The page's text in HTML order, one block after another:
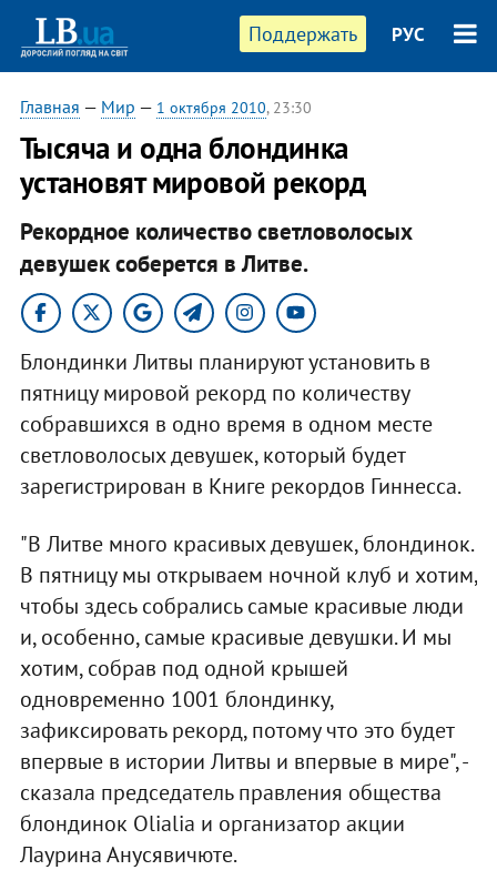
Поддержать РУС
Главная — Мир — 1 октября 2010, 23:30
Тысяча и одна блондинка
установят мировой рекорд
Рекордное количество светловолосых
девушек соберется в Литве.
Блондинки Литвы планируют установить в
пятницу мировой рекорд по количеству
собравшихся в одно время в одном месте
светловолосых девушек, который будет
зарегистрирован в Книге рекордов Гиннесса.
"В Литве много красивых девушек, блондинок.
В пятницу мы открываем ночной клуб и хотим,
чтобы здесь собрались самые красивые люди
и, особенно, самые красивые девушки. И мы
хотим, собрав под одной крышей
одновременно 1001 блондинку,
зафиксировать рекорд, потому что это будет
впервые в истории Литвы и впервые в мире", -
сказала председатель правления общества
блондинок Olialia и организатор акции
Лаурина Анусявичюте.